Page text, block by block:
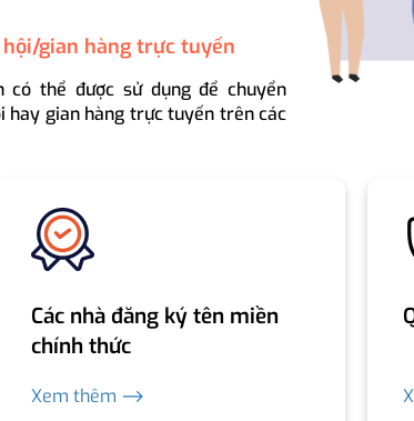
gian hàng trực tuyến
có thể được sử dụng để chuyển
hay gian hàng trực tuyến trên các
Các nhà đăng ký tên miền
chính thức
Xem thêm ⟶